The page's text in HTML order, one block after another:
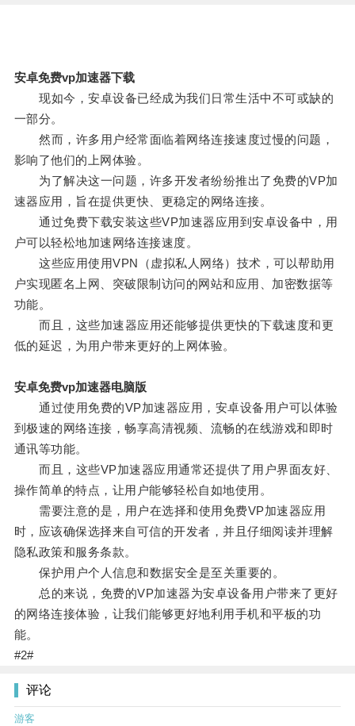
安卓免费vp加速器下载
现如今，安卓设备已经成为我们日常生活中不可或缺的
一部分。
然而，许多用户经常面临着网络连接速度过慢的问题，
影响了他们的上网体验。
为了解决这一问题，许多开发者纷纷推出了免费的VP加
速器应用，旨在提供更快、更稳定的网络连接。
通过免费下载安装这些VP加速器应用到安卓设备中，用
户可以轻松地加速网络连接速度。
这些应用使用VPN（虚拟私人网络）技术，可以帮助用
户实现匿名上网、突破限制访问的网站和应用、加密数据等
功能。
而且，这些加速器应用还能够提供更快的下载速度和更
低的延迟，为用户带来更好的上网体验。
安卓免费vp加速器电脑版
通过使用免费的VP加速器应用，安卓设备用户可以体验
到极速的网络连接，畅享高清视频、流畅的在线游戏和即时
通讯等功能。
而且，这些VP加速器应用通常还提供了用户界面友好、
操作简单的特点，让用户能够轻松自如地使用。
需要注意的是，用户在选择和使用免费VP加速器应用
时，应该确保选择来自可信的开发者，并且仔细阅读并理解
隐私政策和服务条款。
保护用户个人信息和数据安全是至关重要的。
总的来说，免费的VP加速器为安卓设备用户带来了更好
的网络连接体验，让我们能够更好地利用手机和平板的功
能。
#2#
评论
游客